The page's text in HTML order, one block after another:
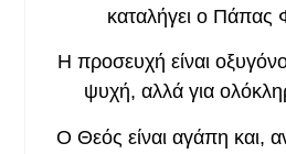
καταλήγει ο Πάπας
Η προσευχή είναι
ψυχή, αλλά για
Ο Θεός είναι αγάπη και,